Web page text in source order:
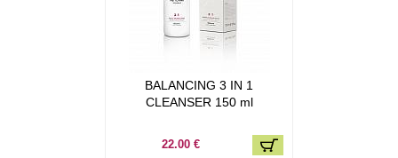
BALANCING 3 IN 1
CLEANSER 150 ml
22.00 €